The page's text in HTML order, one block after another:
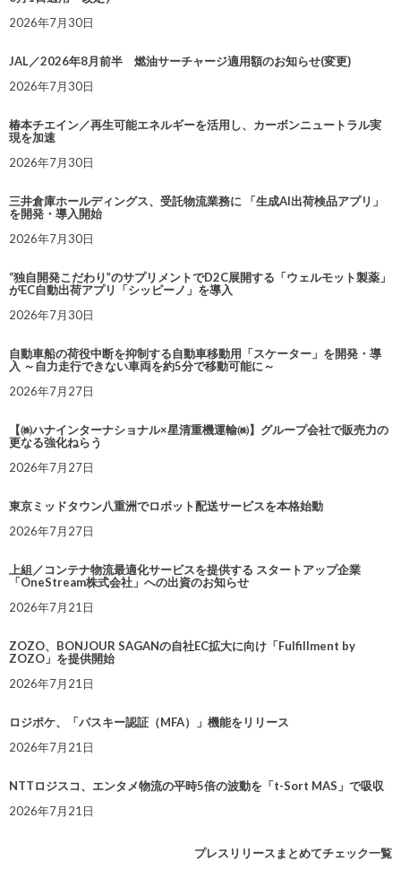
2026年7月30日
JAL／2026年8月前半 燃油サーチャージ適用額のお知らせ(変更)
2026年7月30日
椿本チエイン／再生可能エネルギーを活用し、カーボンニュートラル実
現を加速
2026年7月30日
三井倉庫ホールディングス、受託物流業務に 「生成AI出荷検品アプリ」
を開発・導入開始
2026年7月30日
“独自開発こだわり”のサプリメントでD2C展開する「ウェルモット製薬」
がEC自動出荷アプリ「シッピーノ」を導入
2026年7月30日
自動車船の荷役中断を抑制する自動車移動用「スケーター」を開発・導
入 ～自力走行できない車両を約5分で移動可能に～
2026年7月27日
【㈱ハナインターナショナル×星清重機運輸㈱】グループ会社で販売力の
更なる強化ねらう
2026年7月27日
東京ミッドタウン八重洲でロボット配送サービスを本格始動
2026年7月27日
上組／コンテナ物流最適化サービスを提供する スタートアップ企業
「OneStream株式会社」への出資のお知らせ
2026年7月21日
ZOZO、BONJOUR SAGANの自社EC拡大に向け「Fulfillment by
ZOZO」を提供開始
2026年7月21日
ロジポケ、「パスキー認証（MFA）」機能をリリース
2026年7月21日
NTTロジスコ、エンタメ物流の平時5倍の波動を「t-Sort MAS」で吸収
2026年7月21日
プレスリリースまとめてチェック一覧